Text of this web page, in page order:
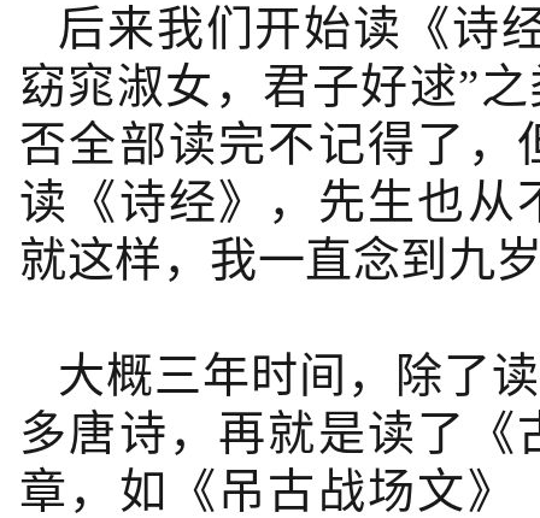
后来我们开始读 《诗
窈窕淑女，君子好逑”
否全部读完不记得了，
读《诗经》，先生也从
就这样，我一直念到九
大概三年时间，除了
多唐诗，再就是读了
章，如《吊古战场文》